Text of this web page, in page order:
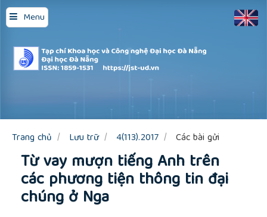
Menu
Quick
jump
to
page
content
Main
Sidebar
Trang chủ Lưu trữ 4(113).2017 Các bài gửi
Từ vay mượn tiếng Anh trên
các phương tiện thông tin đại
chúng ở Nga